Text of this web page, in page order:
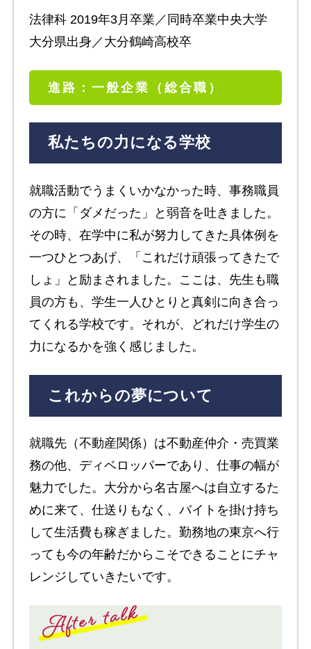
法律科 2019年3月卒業／同時卒業中央大学
大分県出身／大分鶴崎高校卒
進路：一般企業（総合職）
私たちの力になる学校
就職活動でうまくいかなかった時、事務職員
の方に「ダメだった」と弱音を吐きました。
その時、在学中に私が努力してきた具体例を
一つひとつあげ、「これだけ頑張ってきたで
しょ」と励まされました。ここは、先生も職
員の方も、学生一人ひとりと真剣に向き合っ
てくれる学校です。それが、どれだけ学生の
力になるかを強く感じました。
これからの夢について
就職先（不動産関係）は不動産仲介・売買業
務の他、ディベロッパーであり、仕事の幅が
魅力でした。大分から名古屋へは自立するた
めに来て、仕送りもなく、バイトを掛け持ち
して生活費も稼ぎました。勤務地の東京へ行
っても今の年齢だからこそできることにチャ
レンジしていきたいです。